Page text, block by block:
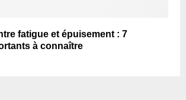
fatigue et épuisement : 7
à connaître